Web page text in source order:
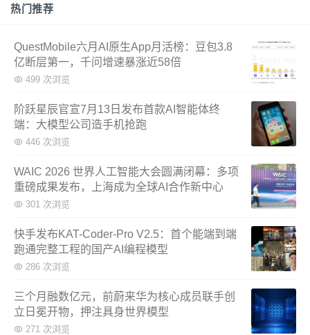
热门推荐
QuestMobile六月AI原生App月活榜：豆包3.8
亿断层第一，千问增速暴涨近58倍
499 次浏览
阶跃星辰官宣7月13日发布首款AI智能体终
端：大模型公司造手机抢跑
446 次浏览
WAIC 2026 世界人工智能大会圆满闭幕：多项
重磅成果发布，上海成为全球AI合作新中心
301 次浏览
快手发布KAT-Coder-Pro V2.5：首个能端到端
跑通完整工程的国产AI编程模型
286 次浏览
三个月融数亿元，前蔚来华为核心成员联手创
立日冕开物，押注具身世界模型
271 次浏览